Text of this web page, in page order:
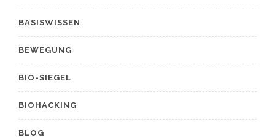
BASISWISSEN
BEWEGUNG
BIO-SIEGEL
BIOHACKING
BLOG